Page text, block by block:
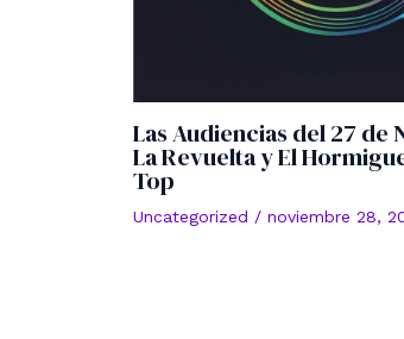
Las Audiencias del 27 de
La Revuelta y El
Top
Uncategorized / noviembre 28,